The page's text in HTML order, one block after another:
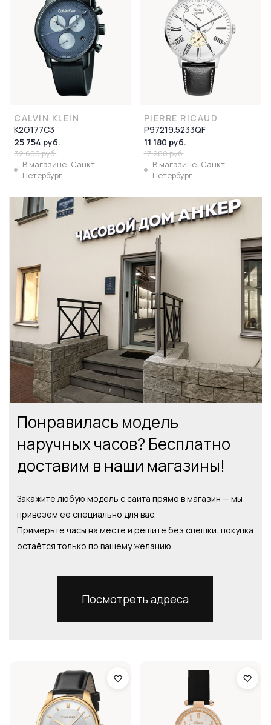
CALVIN KLEIN
K2G177C3
25 754 руб.
32 600 руб.
В магазине: Санкт-
Петербург
PIERRE RICAUD
P97219.5233QF
11 180 руб.
17 200 руб.
В магазине: Санкт-
Петербург
Понравилась модель
наручных часов? Бесплатно
доставим в наши магазины!
Закажите любую модель с сайта прямо в магазин — мы
привезём её специально для вас.
Примерьте часы на месте и решите без спешки: покупка
остаётся только по вашему желанию.
Посмотреть адреса